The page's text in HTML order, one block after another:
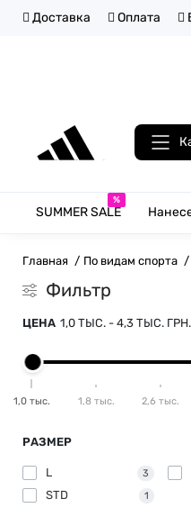
Доставка Оплата
%
SUMMER SALE
Главная По видам спорта
Фильтр
1,0 ТЫС. - 4,3 ТЫС. ГРН.
ЦЕНА
1,0 тыс. 1,8 тыс. 2,6 тыс.
РАЗМЕР
L 3
STD 1